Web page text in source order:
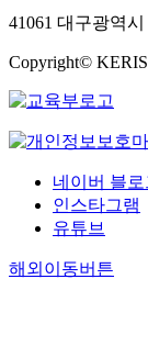
41061 대구광역
Copyright©
네이버 블로
인스타그램
유튜브
해외이동버튼